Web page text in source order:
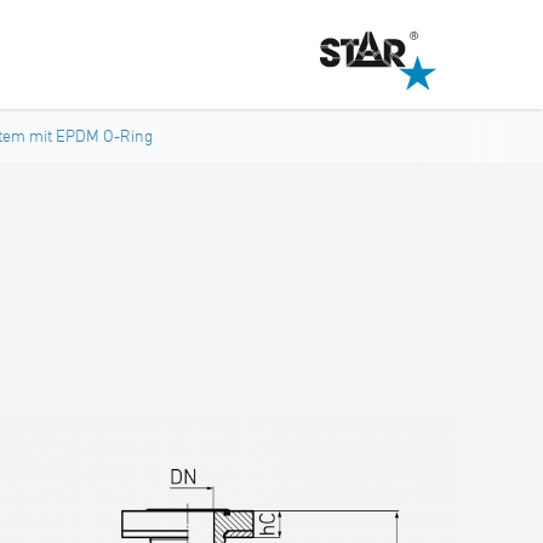
mit EPDM O-Ring